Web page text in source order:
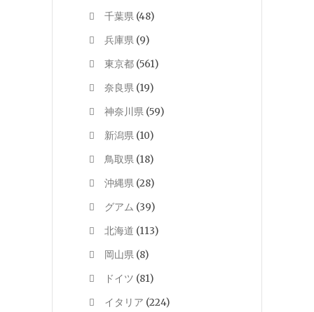
千葉県 (48)
兵庫県 (9)
東京都 (561)
奈良県 (19)
神奈川県 (59)
新潟県 (10)
鳥取県 (18)
沖縄県 (28)
グアム (39)
北海道 (113)
岡山県 (8)
ドイツ (81)
イタリア (224)